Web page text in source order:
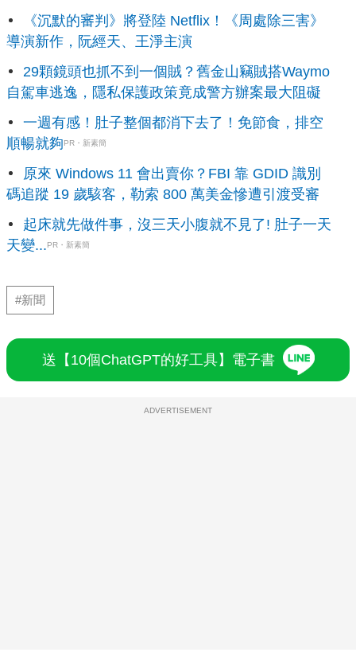
《沉默的審判》將登陸 Netflix！《周處除三害》
導演新作，阮經天、王淨主演
29顆鏡頭也抓不到一個賊？舊金山竊賊搭Waymo
自駕車逃逸，隱私保護政策竟成警方辦案最大阻礙
一週有感！肚子整個都消下去了！免節食，排空
順暢就夠PR・新素簡
原來 Windows 11 會出賣你？FBI 靠 GDID 識別
碼追蹤 19 歲駭客，勒索 800 萬美金慘遭引渡受審
起床就先做件事，沒三天小腹就不見了! 肚子一天
天變...PR・新素簡
#新聞
送【10個ChatGPT的好工具】電子書
ADVERTISEMENT